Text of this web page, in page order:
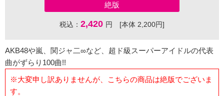
絶版
税込： 2,420 円 [本体 2,200円]
AKB48や嵐、関ジャ二∞など、超ド級スーパーアイドルの代表
曲がずらり100曲!!
※大変申し訳ありませんが、こちらの商品は絶版でございま
す。